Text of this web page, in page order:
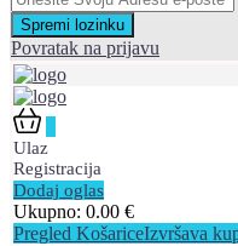
Spremi lozinku
Povratak na prijavu
Ulaz
Registracija
Dodaj oglas
Ukupno: 0.00 €
Pregled KošariceIzvršava